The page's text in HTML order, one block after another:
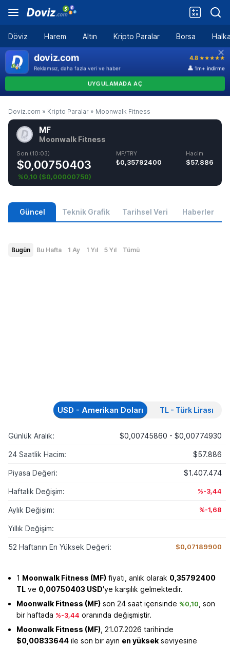
Döviz Harem Altın Kripto Paralar Borsa
Doviz.com » Kripto Paralar » Moonwalk Fitness
MF
Moonwalk Fitness
Son (10:03)
$0,00750403
%0,10 ($0,00000750)
MF/TRY
₺0,35792400
Hacim
$57.886
Güncel Teknik Grafik Tarihsel Veri Haberler
Bugün Bu Hafta 1 Ay 1 Yıl 5 Yıl Tümü
USD - Amerikan Doları TL - Türk Lirası
Günlük Aralık: $0,00745860 - $0,00774930
24 Saatlik Hacim: $57.886
Piyasa Değeri: $1.407.474
Haftalık Değişim: %-3,44
Aylık Değişim: %-1,68
Yıllık Değişim:
52 Haftanın En Yüksek Değeri: $0,07189900
1 Moonwalk Fitness (MF) fiyatı, anlık olarak 0,35792400
TL ve 0,00750403 USD'ye karşılık gelmektedir.
Moonwalk Fitness (MF) son 24 saat içerisinde %0,10 , son
bir haftada %-3,44 oranında değişmiştir.
Moonwalk Fitness (MF) , 21.07.2026 tarihinde
$0,00833644 ile son bir ayın en yüksek seviyesine